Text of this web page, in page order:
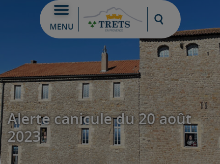
MENU
Moteur de
Alerte canicule du 20 août
2023